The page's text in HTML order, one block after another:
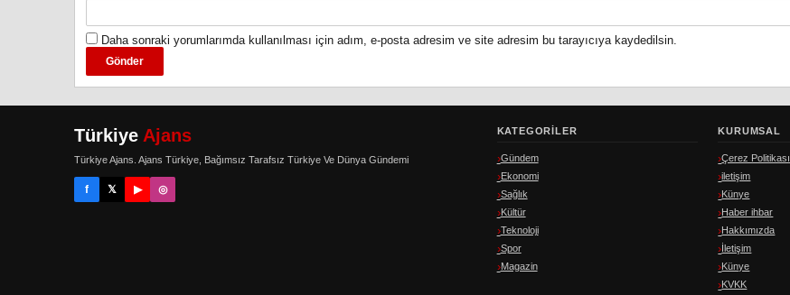
Daha sonraki yorumlarımda kullanılması için adım, e-posta adresim ve site adresim bu tarayıcıya kaydedilsin.
Türkiye Ajans
Türkiye Ajans. Ajans Türkiye, Bağımsız Tarafsız Türkiye Ve Dünya Gündemi
f 𝕏 ▶ ◎
KATEGORILER
Gündem
Ekonomi
Sağlık
Kültür
Teknoloji
Spor
Magazin
KURUMSAL
Çerez Politikası
iletişim
Künye
Haber ihbar
Hakkımızda
İletişim
Künye
KVKK